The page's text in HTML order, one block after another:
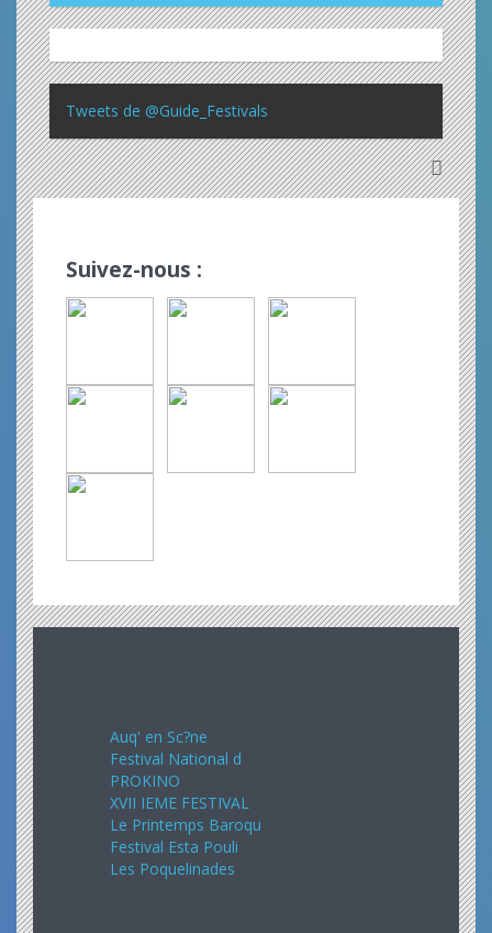
Tweets de @Guide_Festivals
Suivez-nous :
Auq' en Sc?ne
Festival National d
PROKINO
XVII IEME FESTIVAL
Le Printemps Baroqu
Festival Esta Pouli
Les Poquelinades